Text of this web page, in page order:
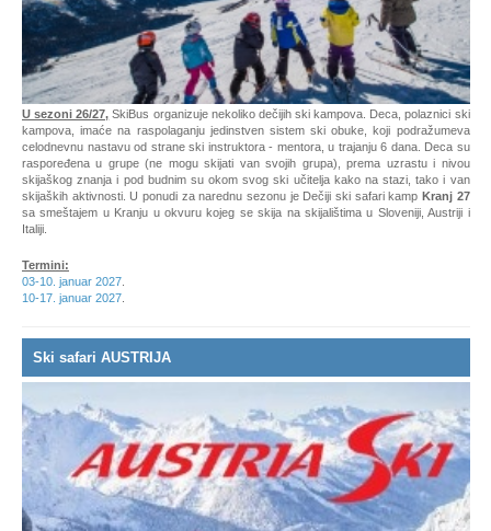
U sezoni 26/27,SkiBus organizuje nekoliko dečijih ski kampova. Deca, polaznici ski
kampova, imaće na raspolaganju jedinstven sistem ski obuke, koji podražumeva
celodnevnu nastavu od strane ski instruktora - mentora, u trajanju 6 dana. Deca su
raspoređena u grupe (ne mogu skijati van svojih grupa), prema uzrastu i nivou
skijaškog znanja i pod budnim su okom svog ski učitelja kako na stazi, tako i van
skijaških aktivnosti. U ponudi za narednu sezonu je Dečiji ski safari kampKranj 27
sa smeštajem u Kranju u okvuru kojeg se skija na skijalištima u Sloveniji, Austriji i
Italiji.
03-10. januar 2027
10-17. januar 2027
Ski safari AUSTRIJA
Nova godina, januar - školski raspust i februar organizuje se jedinstveni ski safari